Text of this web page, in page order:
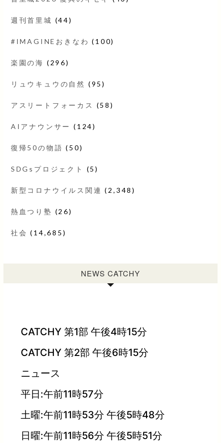
週刊首里城 (44)
#IMAGINEおきなわ (100)
楽園の海 (296)
リュウキュウの自然 (95)
アスリートフォーカス (58)
AIアナウンサー (124)
復帰50の物語 (50)
SDGsプロジェクト (5)
新型コロナウイルス関連 (2,348)
熱血つり塾 (26)
社会 (14,685)
NEWS CATCHY
CATCHY 第1部 午後4時15分
CATCHY 第2部 午後6時15分
ニュース
平日:午前11時57分
土曜:午前11時53分 午後5時48分
日曜:午前11時56分 午後5時51分